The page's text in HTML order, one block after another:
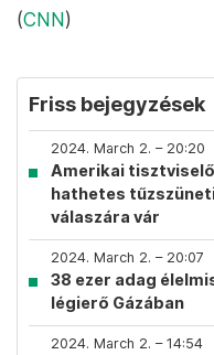
(CNN)
Friss bejegyzések
2024. March 2. – 20:20
Amerikai
hathetes
válaszára vár
2024. March 2. – 20:07
38 ezer adag
légierő Gázában
2024. March 2. – 14:54